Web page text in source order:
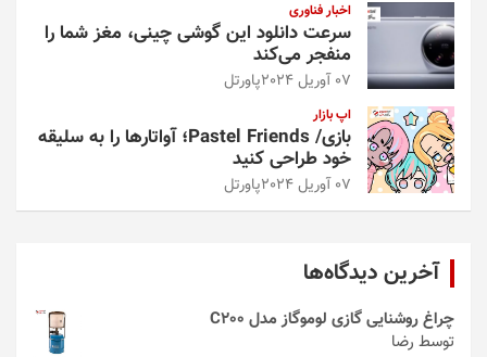
اخبار فناوری
سرعت دانلود این گوشی چینی، مغز شما را
منفجر می‌کند
07 آوریل 2024 پاورتل
اپ بازار
بازی/ Pastel Friends؛ آواتارها را به سلیقه
خود طراحی کنید
07 آوریل 2024 پاورتل
آخرین دیدگاه‌ها
چراغ روشنایی گازی لوموگاز مدل C200
توسط رضا